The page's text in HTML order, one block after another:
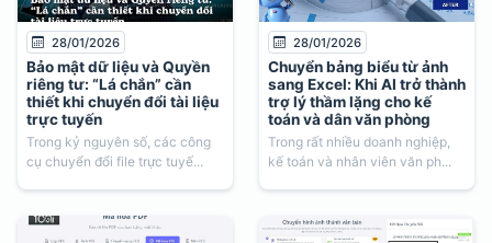
28/01/2026
Bảo mật dữ liệu và Quyền
riêng tư: “Lá chắn” cần
thiết khi chuyển đổi tài liệu
trực tuyến
Trong kỷ nguyên số, các công
cụ chuyển đổi file trực tuyế...
28/01/2026
Chuyển bảng biểu từ ảnh
sang Excel: Khi AI trở thành
trợ lý thầm lặng cho kế
toán và dân văn phòng
Trong rất nhiều doanh nghiệp,
kế toán và nhân viên văn ph...